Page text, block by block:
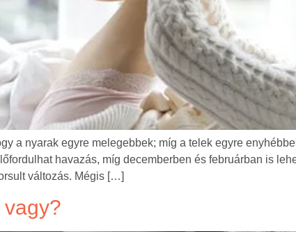
a nyarak egyre melegebbek; míg a telek egyre
havazás, míg decemberben és februárban is
változás. Mégis […]